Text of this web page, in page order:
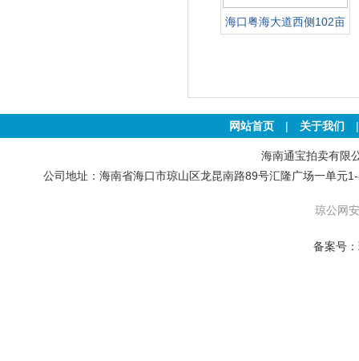
海口粤海大道西侧102亩
网站首页 | 关于我们
海南通宝拍卖有限
公司地址：海南省海口市琼山区龙昆南路89号汇隆广场一单
琼公网
备案号